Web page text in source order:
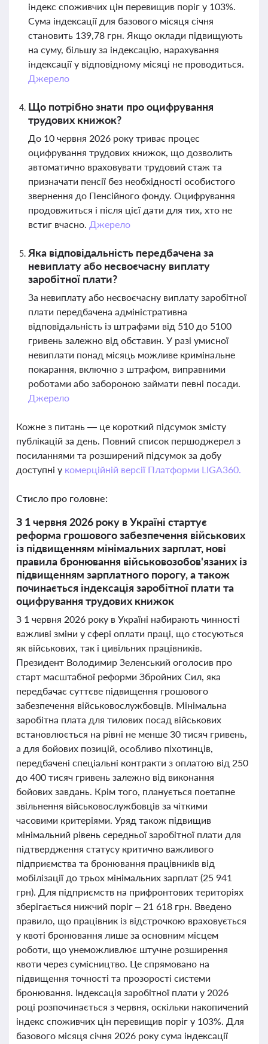
індекс споживчих цін перевищив поріг у 103%.
Сума індексації для базового місяця січня
становить 139,78 грн. Якщо оклади підвищують
на суму, більшу за індексацію, нарахування
індексації у відповідному місяці не проводиться.
Джерело
Що потрібно знати про оцифрування
трудових книжок?
До 10 червня 2026 року триває процес
оцифрування трудових книжок, що дозволить
автоматично враховувати трудовий стаж та
призначати пенсії без необхідності особистого
звернення до Пенсійного фонду. Оцифрування
продовжиться і після цієї дати для тих, хто не
встиг вчасно. Джерело
Яка відповідальність передбачена за
невиплату або несвоєчасну виплату
заробітної плати?
За невиплату або несвоєчасну виплату заробітної
плати передбачена адміністративна
відповідальність із штрафами від 510 до 5100
гривень залежно від обставин. У разі умисної
невиплати понад місяць можливе кримінальне
покарання, включно з штрафом, виправними
роботами або забороною займати певні посади.
Джерело
Кожне з питань — це короткий підсумок змісту
публікацій за день. Повний список першоджерел з
посиланнями та розширений підсумок за добу
доступні у комерційній версії Платформи LIGA360.
Стисло про головне:
З 1 червня 2026 року в Україні стартує
реформа грошового забезпечення військових
із підвищенням мінімальних зарплат, нові
правила бронювання військовозобов'язаних із
підвищенням зарплатного порогу, а також
починається індексація заробітної плати та
оцифрування трудових книжок
З 1 червня 2026 року в Україні набирають чинності
важливі зміни у сфері оплати праці, що стосуються
як військових, так і цивільних працівників.
Президент Володимир Зеленський оголосив про
старт масштабної реформи Збройних Сил, яка
передбачає суттєве підвищення грошового
забезпечення військовослужбовців. Мінімальна
заробітна плата для тилових посад військових
встановлюється на рівні не менше 30 тисяч гривень,
а для бойових позицій, особливо піхотинців,
передбачені спеціальні контракти з оплатою від 250
до 400 тисяч гривень залежно від виконання
бойових завдань. Крім того, планується поетапне
звільнення військовослужбовців за чіткими
часовими критеріями. Уряд також підвищив
мінімальний рівень середньої заробітної плати для
підтвердження статусу критично важливого
підприємства та бронювання працівників від
мобілізації до трьох мінімальних зарплат (25 941
грн). Для підприємств на прифронтових територіях
зберігається нижчий поріг – 21 618 грн. Введено
правило, що працівник із відстрочкою враховується
у квоті бронювання лише за основним місцем
роботи, що унеможливлює штучне розширення
квоти через сумісництво. Це спрямовано на
підвищення точності та прозорості системи
бронювання. Індексація заробітної плати у 2026
році розпочинається з червня, оскільки накопичений
індекс споживчих цін перевищив поріг у 103%. Для
базового місяця січня 2026 року сума індексації